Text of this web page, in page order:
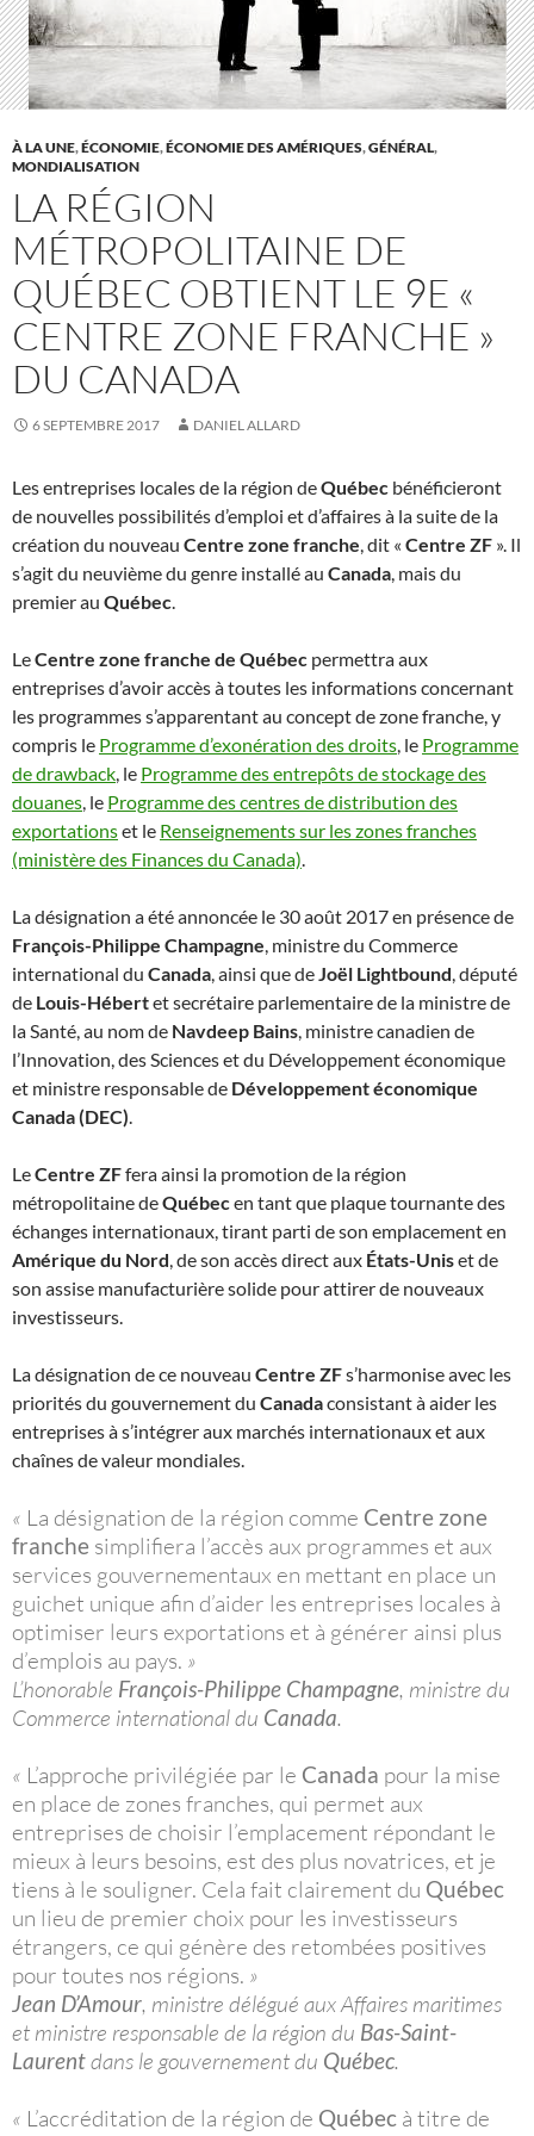
À LA UNE,ÉCONOMIE,ÉCONOMIE DES AMÉRIQUES,GÉNÉRAL,
MONDIALISATION
LA RÉGION
MÉTROPOLITAINE DE
QUÉBEC OBTIENT LE 9E «
CENTRE ZONE FRANCHE »
DU CANADA
6 SEPTEMBRE 2017 DANIEL ALLARD
Les entreprises locales de la région deQuébec bénéficieront
de nouvelles possibilités d’emploi et d’affaires à la suite de la
création du nouveau Centre zone franche, dit « Centre ZF ». Il
s’agit du neuvième du genre installé au Canada, mais du
premier au Québec.
LeCentre zone franche de Québec permettra aux
entreprises d’avoir accès à toutes les informations concernant
les programmes s’apparentant au concept de zone franche, y
compris le Programme d’exonération des droits, le Programme
de drawback, le Programme des entrepôts de stockage des
douanes, le Programme des centres de distribution des
exportationset le Renseignements sur les zones franches
(ministère des Finances du Canada).
La désignation a été annoncée le 30 août 2017 en présence de
François-Philippe Champagne, ministre du Commerce
international du Canada, ainsi que deJoël Lightbound, député
de Louis-Hébertet secrétaire parlementaire de la ministre de
la Santé, au nom de Navdeep Bains, ministre canadien de
l’Innovation, des Sciences et du Développement économique
et ministre responsable de Développement économique
Canada (DEC).
LeCentre ZFfera ainsi la promotion de la région
métropolitaine deQuébecen tant que plaque tournante des
échanges internationaux, tirant parti de son emplacement en
Amérique du Nord, de son accès direct aux États-Uniset de
son assise manufacturière solide pour attirer de nouveaux
investisseurs.
La désignation de ce nouveau Centre ZFs’harmonise avec les
priorités du gouvernement du Canadaconsistant à aider les
entreprises à s’intégrer aux marchés internationaux et aux
chaînes de valeur mondiales.
« La désignation de la région comme Centre zone
franche simplifiera l’accès aux programmes et aux
services gouvernementaux en mettant en place un
guichet unique afin d’aider les entreprises locales à
optimiser leurs exportations et à générer ainsi plus
d’emplois au pays. »
L’honorable François-Philippe Champagne, ministre du
Commerce international du Canada.
« L’approche privilégiée par le Canada pour la mise
en place de zones franches, qui permet aux
entreprises de choisir l’emplacement répondant le
mieux à leurs besoins, est des plus novatrices, et je
tiens à le souligner. Cela fait clairement du Québec
un lieu de premier choix pour les investisseurs
étrangers, ce qui génère des retombées positives
pour toutes nos régions. »
Jean D’Amour, ministre délégué aux Affaires maritimes
et ministre responsable de la région du Bas-Saint-
Laurentdans le gouvernement du Québec.
« L’accréditation de la région de Québec à titre de